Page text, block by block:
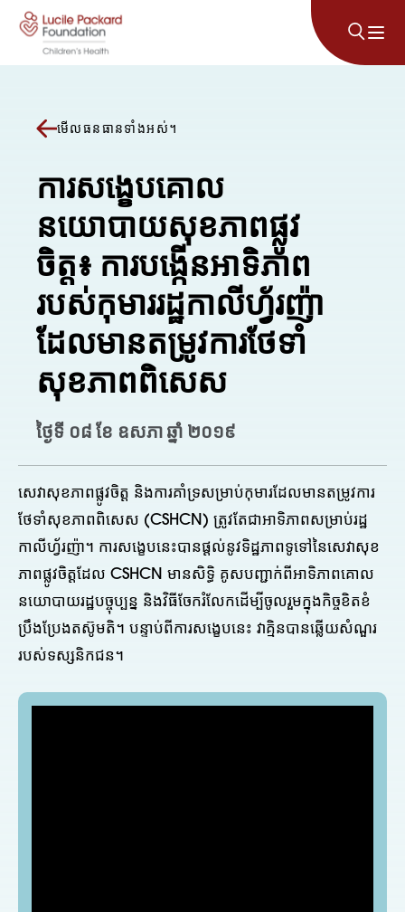
រំលងទៅមាតិកា
មើលធនធានទាំងអស់។
ការសង្ខេបគោល
នយោបាយសុខភាពផ្លូវ
ចិត្ត៖ ការបង្កើនអាទិភាព
របស់កុមាររដ្ឋកាលីហ្វ័រញ៉ា
ដែលមានតម្រូវការថែទាំ
សុខភាពពិសេស
ថ្ងៃទី ០៨ ខែ ឧសភា ឆ្នាំ ២០១៩
សេវាសុខភាពផ្លូវចិត្ត និងការគាំទ្រសម្រាប់កុមារដែលមានតម្រូវការ
ថែទាំសុខភាពពិសេស (CSHCN) ត្រូវតែជាអាទិភាពសម្រាប់រដ្ឋ
កាលីហ្វ័រញ៉ា។ ការសង្ខេបនេះបានផ្តល់នូវទិដ្ឋភាពទូទៅនៃសេវាសុខ
ភាពផ្លូវចិត្តដែល CSHCN មានសិទ្ធិ គូសបញ្ជាក់ពីអាទិភាពគោល
នយោបាយរដ្ឋបច្ចុប្បន្ន និងវិធីចែករំលែកដើម្បីចូលរួមក្នុងកិច្ចខិតខំ
ប្រឹងប្រែងតស៊ូមតិ។ បន្ទាប់​ពី​ការ​សង្ខេប​នេះ វាគ្មិន​បាន​ឆ្លើយ​សំណួរ​
របស់​ទស្សនិកជន។